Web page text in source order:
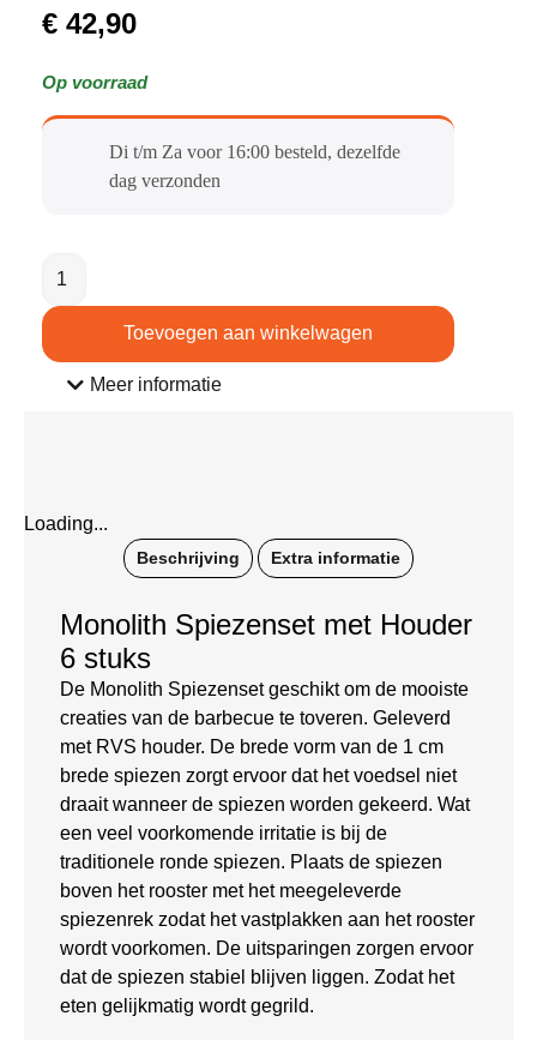
€ 42,90
Op voorraad
Di t/m Za voor 16:00 besteld, dezelfde
dag verzonden​
Toevoegen aan winkelwagen
Meer informatie
Loading...
Beschrijving Extra informatie
Monolith Spiezenset met Houder
6 stuks
De Monolith Spiezenset geschikt om de mooiste
creaties van de barbecue te toveren. Geleverd
met RVS houder. De brede vorm van de 1 cm
brede spiezen zorgt ervoor dat het voedsel niet
draait wanneer de spiezen worden gekeerd. Wat
een veel voorkomende irritatie is bij de
traditionele ronde spiezen. Plaats de spiezen
boven het rooster met het meegeleverde
spiezenrek zodat het vastplakken aan het rooster
wordt voorkomen. De uitsparingen zorgen ervoor
dat de spiezen stabiel blijven liggen. Zodat het
eten gelijkmatig wordt gegrild.